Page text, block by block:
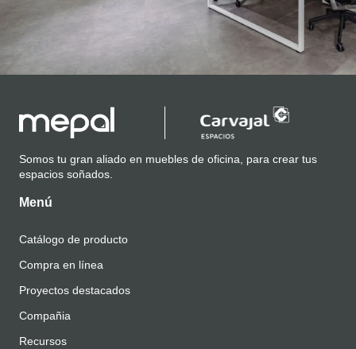
Somos tu gran aliado en muebles de oficina, para crear tus
espacios soñados.
Menú
Catálogo de producto
Compra en línea
Proyectos destacados
Compañia
Recursos